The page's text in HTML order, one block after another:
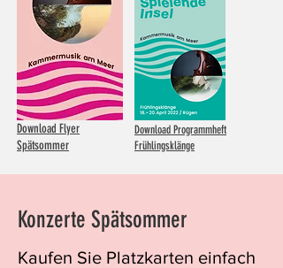
Download Programmheft
Frühlingsklänge
Download Flyer
Spätsommer
Konzerte Spätsommer
Kaufen Sie Platzkarten einfach